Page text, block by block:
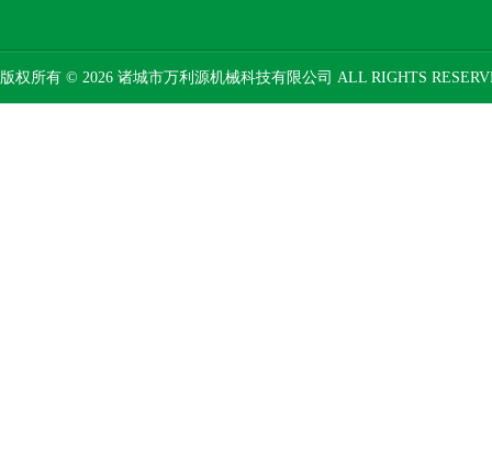
版权所有 © 2026 诸城市万利源机械科技有限公司 ALL RIGHTS